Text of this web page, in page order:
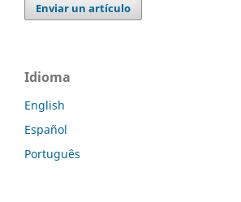
Enviar un artículo
Idioma
English
Español
Português